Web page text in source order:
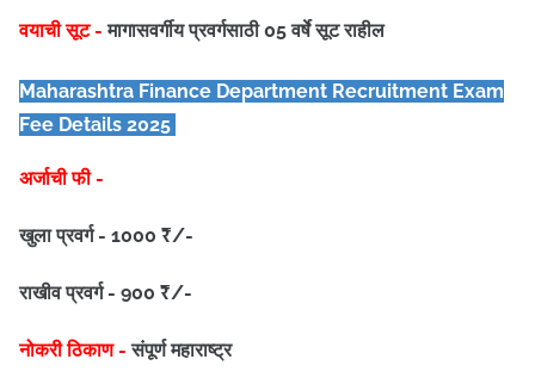
वयाची सूट - मागासवर्गीय प्रवर्गसाठी 05 वर्षे सूट राहील
Maharashtra Finance Department Recruitment Exam
Fee Details 2025
अर्जाची फी -
खुला प्रवर्ग - 1000 ₹/-
राखीव प्रवर्ग - 900 ₹/-
नोकरी ठिकाण - संपूर्ण महाराष्ट्र